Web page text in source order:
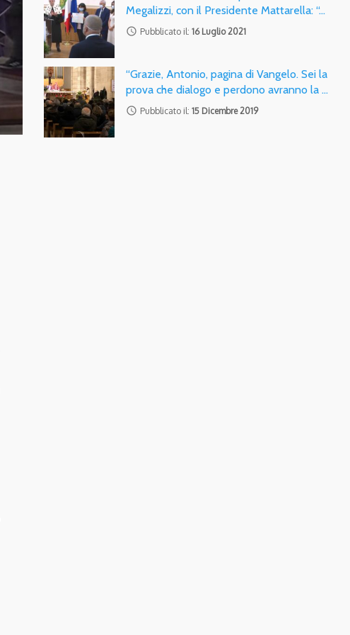
Megalizzi, con il Presidente Mattarella: “…
access_time Pubblicato il:16 Luglio 2021
“Grazie, Antonio, pagina di Vangelo. Sei la
prova che dialogo e perdono avranno la …
access_time Pubblicato il:15 Dicembre 2019